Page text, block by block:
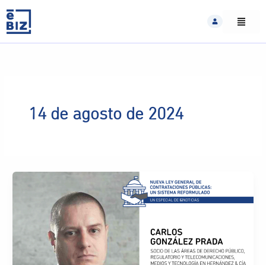
content
14 de agosto de 2024